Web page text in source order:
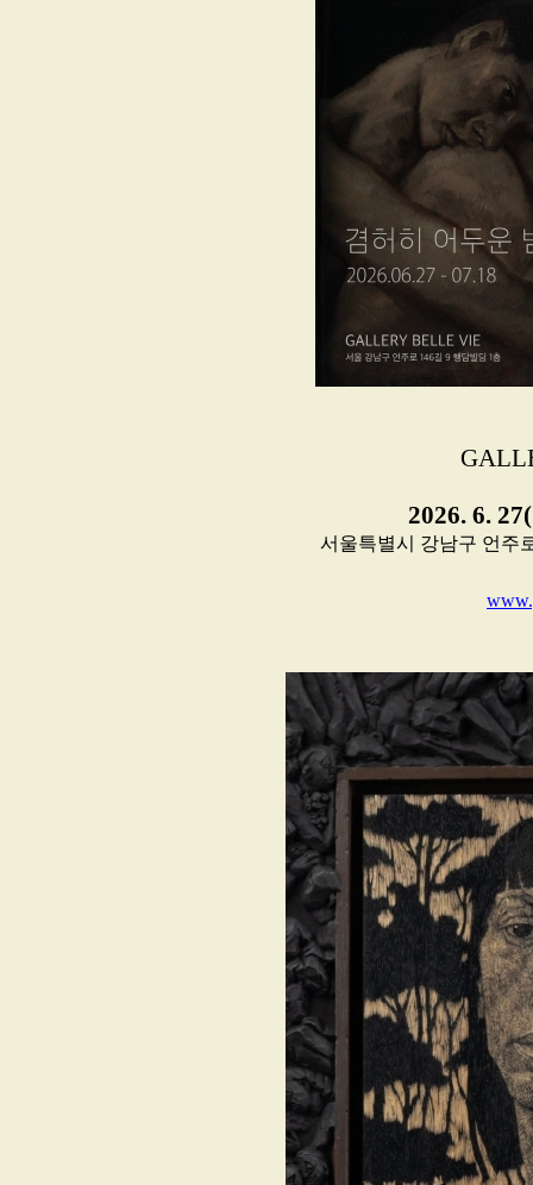
2026. 6.
서울특별시 강남구 언주